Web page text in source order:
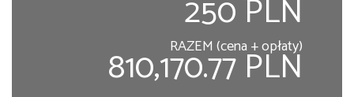
250 PLN
RAZEM (cena + opłaty)
810,170.77 PLN